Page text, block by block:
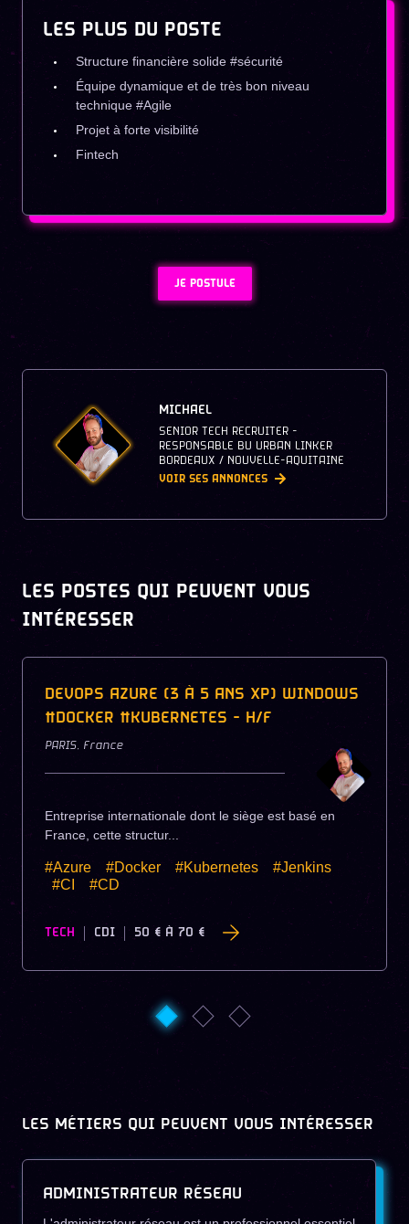
LES PLUS DU POSTE
Structure financière solide #sécurité
Équipe dynamique et de très bon niveau
technique #Agile
Projet à forte visibilité
Fintech
JE POSTULE
MICHAEL
SENIOR TECH RECRUITER -
RESPONSABLE BU URBAN LINKER
BORDEAUX / NOUVELLE-AQUITAINE
VOIR SES ANNONCES
LES POSTES QUI PEUVENT VOUS
INTÉRESSER
DEVOPS AZURE (3 À 5 ANS XP) WINDOWS
#DOCKER #KUBERNETES - H/F
PARIS, France
Entreprise internationale dont le siège est basé en
France, cette structur...
#Azure #Docker #Kubernetes
#Jenkins
#CI
#CD
TECH CDI 50 € À 70 €
LES MÉTIERS QUI PEUVENT VOUS INTÉRESSER
ADMINISTRATEUR RÉSEAU